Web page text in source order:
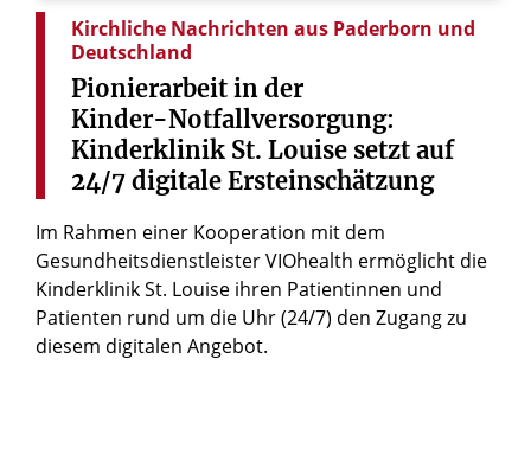
Kirchliche Nachrichten aus Paderborn und
Deutschland
Pionierarbeit in der
Kinder-Notfallversorgung:
Kinderklinik St. Louise setzt auf
24/7 digitale Ersteinschätzung
Im Rahmen einer Kooperation mit dem
Gesundheitsdienstleister VIOhealth ermöglicht die
Kinderklinik St. Louise ihren Patientinnen und
Patienten rund um die Uhr (24/7) den Zugang zu
diesem digitalen Angebot.